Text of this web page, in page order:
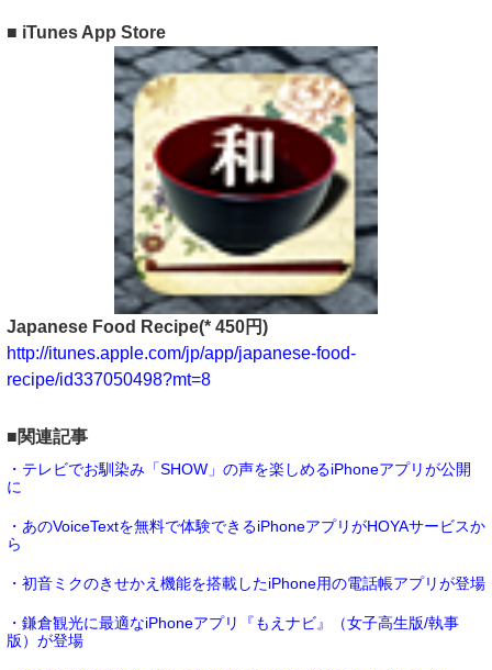
■ iTunes App Store
Japanese Food Recipe(* 450円)
http://itunes.apple.com/jp/app/japanese-food-
recipe/id337050498?mt=8
■関連記事
・テレビでお馴染み「SHOW」の声を楽しめるiPhoneアプリが公開
に
・あのVoiceTextを無料で体験できるiPhoneアプリがHOYAサービスか
ら
・初音ミクのきせかえ機能を搭載したiPhone用の電話帳アプリが登場
・鎌倉観光に最適なiPhoneアプリ『もえナビ』（女子高生版/執事
版）が登場